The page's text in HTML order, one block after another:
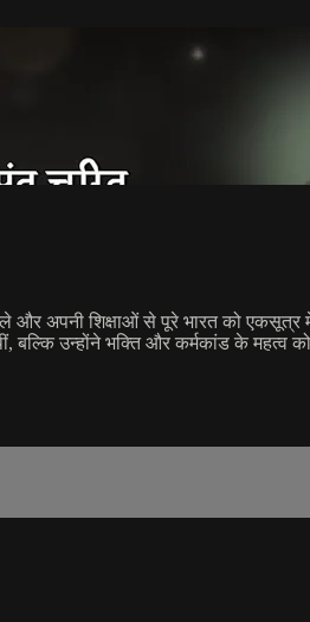
और अपनी शिक्षाओं से पूरे भारत को एकसूत्र
बल्कि उन्होंने भक्ति और कर्मकांड के महत्व